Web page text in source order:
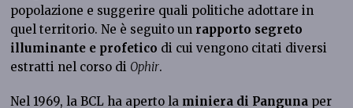
popolazione e suggerire quali politiche adottare in
quel territorio. Ne è seguito un rapporto segreto
illuminante e profetico di cui vengono citati diversi
estratti nel corso di Ophir.
Nel 1969, la BCL ha aperto la miniera di Panguna per